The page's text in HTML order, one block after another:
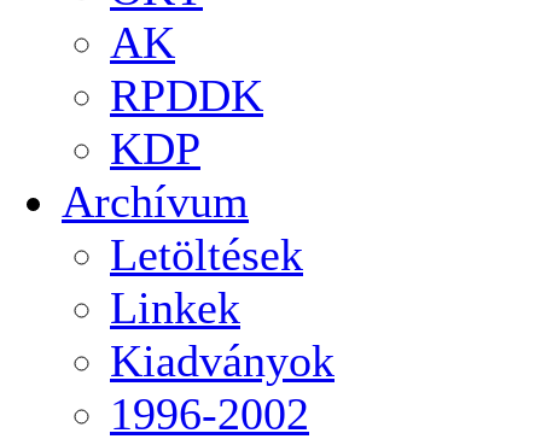
AK
RPDDK
KDP
Archívum
Letöltések
Linkek
Kiadványok
1996-2002